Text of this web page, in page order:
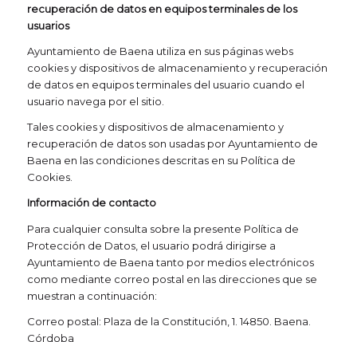
recuperación de datos en equipos terminales de los
usuarios
Ayuntamiento de Baena utiliza en sus páginas webs
cookies y dispositivos de almacenamiento y recuperación
de datos en equipos terminales del usuario cuando el
usuario navega por el sitio.
Tales cookies y dispositivos de almacenamiento y
recuperación de datos son usadas por Ayuntamiento de
Baena en las condiciones descritas en su Política de
Cookies.
Información de contacto
Para cualquier consulta sobre la presente Política de
Protección de Datos, el usuario podrá dirigirse a
Ayuntamiento de Baena tanto por medios electrónicos
como mediante correo postal en las direcciones que se
muestran a continuación:
Correo postal: Plaza de la Constitución, 1. 14850. Baena.
Córdoba